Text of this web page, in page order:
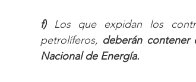
f) Los que expidan los
petrolíferos, deberán
Nacional de Energía.